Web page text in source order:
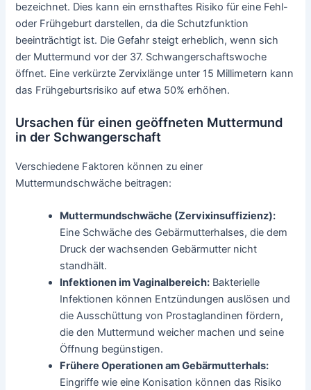
bezeichnet. Dies kann ein ernsthaftes Risiko für eine Fehl-
oder Frühgeburt darstellen, da die Schutzfunktion
beeinträchtigt ist. Die Gefahr steigt erheblich, wenn sich
der Muttermund vor der 37. Schwangerschaftswoche
öffnet. Eine verkürzte Zervixlänge unter 15 Millimetern kann
das Frühgeburtsrisiko auf etwa 50% erhöhen.
Ursachen für einen geöffneten Muttermund
in der Schwangerschaft
Verschiedene Faktoren können zu einer
Muttermundschwäche beitragen:
Muttermundschwäche (Zervixinsuffizienz):
Eine Schwäche des Gebärmutterhalses, die dem
Druck der wachsenden Gebärmutter nicht
standhält.
Infektionen im Vaginalbereich: Bakterielle
Infektionen können Entzündungen auslösen und
die Ausschüttung von Prostaglandinen fördern,
die den Muttermund weicher machen und seine
Öffnung begünstigen.
Frühere Operationen am Gebärmutterhals:
Eingriffe wie eine Konisation können das Risiko